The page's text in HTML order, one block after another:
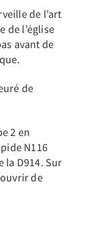
de l’art
de l’église
avant de
de
2 en
N116
la D914. Sur
de